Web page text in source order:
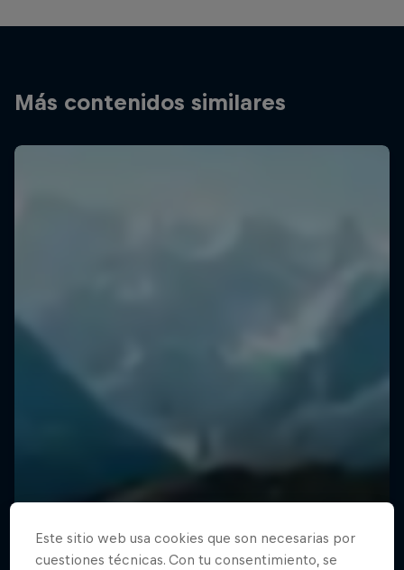
Más contenidos similares
Este sitio web usa cookies que son necesarias por
cuestiones técnicas. Con tu consentimiento, se